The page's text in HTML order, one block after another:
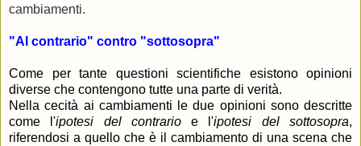
cambiamenti.
"Al contrario" contro "sottosopra"
Come per tante questioni scientifiche esistono opinioni
diverse che contengono tutte una parte di verità.
Nella cecità ai cambiamenti le due opinioni sono descritte
come l'ipotesi del contrarioe l'ipotesi del sottosopra,
riferendosi a quello che è il cambiamento di una scena che